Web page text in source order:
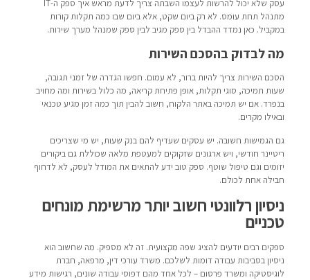
עסק שלא יכול להרשות לעצמו השבתה צריך לדעת מראש איך ספק ה-IT
מתנהל תחת עומס. לא רק ביום שקט, אלא ביום שבו כמה תקלות קורות
במקביל. כאן נמדד ההבדל בין ספק מגיב לבין ספק שמנהל מערך שירות.
מה לבדוק בהסכם השירות
הסכם השירות צריך להיות ברור, לא עמום. חפשו הגדרה של זמני תגובה,
שעות תמיכה, סוגי תקלות, אופן פתיחת קריאה, מה כלול בשירות ומה מחויב
בנפרד. אם יש תמיכה באתר הלקוח, חשוב להבין תוך כמה זמן מגיע טכנאי
ובאילו מקרים.
גם הגמישות חשובה. יש עסקים שעדיף להם בנק שעות, יש מי שצריכים
ריטיינר חודשי, ויש ארגונים שזקוקים למעטפת מלאה שכוללת גם ביקורים
יזומים וגם טיפול שוטף. ספק טוב ידע להתאים את המודל לעסק, לא לדחוף
חבילה אחת לכולם.
ניסיון רלוונטי חשוב יותר מרשימת מונחים
טכניים
ספקים רבים יודעים להציג שפה מקצועית. זה לא מספיק. מה שחשוב הוא
ניסיון בסביבות עבודה דומות לשלכם. משרד עורכי דין, מרפאה, חברת
לוגיסטיקה ומשרד פרסום – לכל אחד מהם דפוסי עבודה שונים, רגישות מידע